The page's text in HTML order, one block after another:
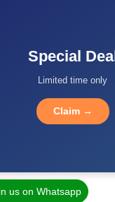
Special
Limited time only
Claim →
us on Whatsapp